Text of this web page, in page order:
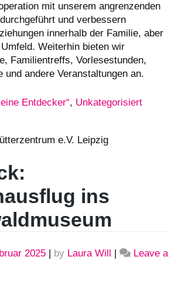
mit unserem angrenzenden
und verbessern
innerhalb der Familie, aber
Weiterhin bieten wir
Familientreffs, Vorlesestunden,
und andere Veranstaltungen an.
Entdecker“, Unkategorisiert
ins
2025 | by Laura Will |
Leave a